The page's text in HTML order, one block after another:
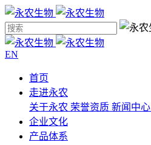
EN
首页
走进永农
关于永农 荣誉资质 新闻中心
企业文化
产品体系